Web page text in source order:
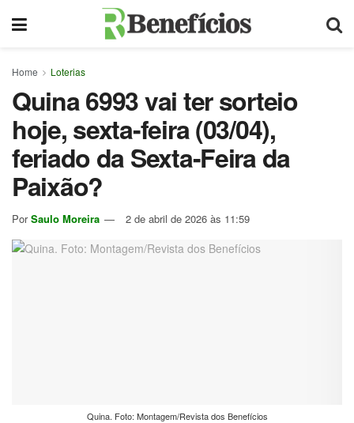
Home Loterias
Quina 6993 vai ter sorteio
hoje, sexta-feira (03/04),
feriado da Sexta-Feira da
Paixão?
Por Saulo Moreira 2 de abril de 2026 às 11:59
Quina. Foto: Montagem/Revista dos Benefícios